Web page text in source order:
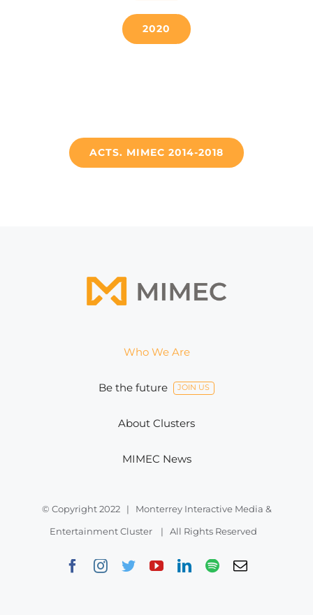
2020
ACTS. MIMEC 2014-2018
Who We Are
Be the future JOIN US
About Clusters
MIMEC News
© Copyright 2022 | Monterrey Interactive Media &
Entertainment Cluster | All Rights Reserved